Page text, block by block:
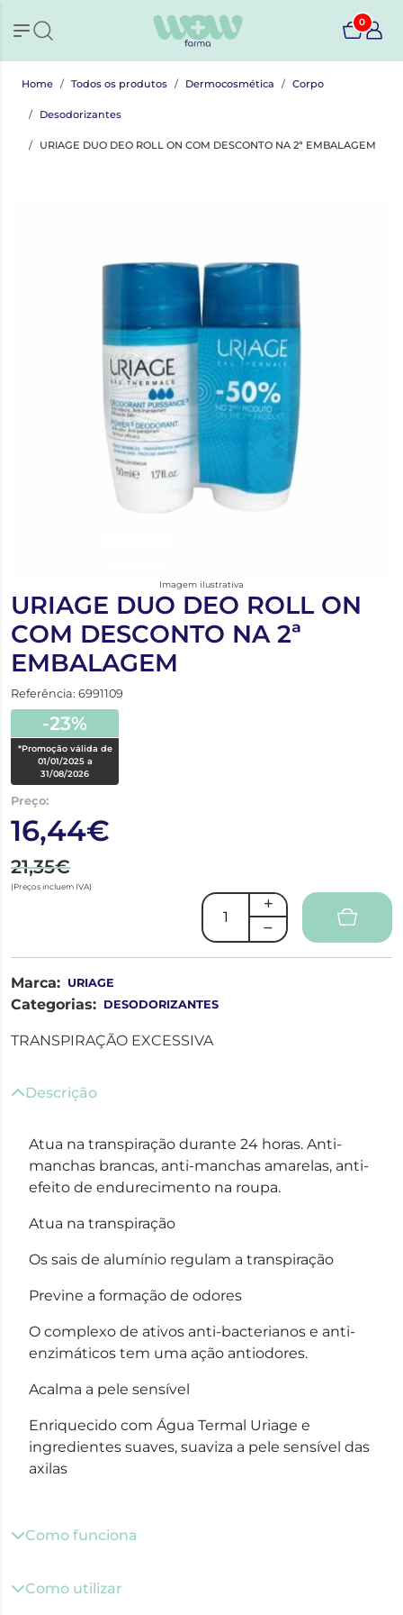
0
Home Todos os produtos Dermocosmética Corpo
Desodorizantes
URIAGE DUO DEO ROLL ON COM DESCONTO NA 2ª EMBALAGEM
Imagem ilustrativa
URIAGE DUO DEO ROLL ON
COM DESCONTO NA 2ª
EMBALAGEM
Referência: 6991109
-23%
*Promoção válida de
01/01/2025 a
31/08/2026
Preço:
16,44€
21,35€
(Preços incluem IVA)
Marca: URIAGE
Categorias: DESODORIZANTES
TRANSPIRAÇÃO EXCESSIVA
Descrição
Atua na transpiração durante 24 horas. Anti-
manchas brancas, anti-manchas amarelas, anti-
efeito de endurecimento na roupa.
Atua na transpiração
Os sais de alumínio regulam a transpiração
Previne a formação de odores
O complexo de ativos anti-bacterianos e anti-
enzimáticos tem uma ação antiodores.
Acalma a pele sensível
Enriquecido com Água Termal Uriage e
ingredientes suaves, suaviza a pele sensível das
axilas
Como funciona
Como utilizar